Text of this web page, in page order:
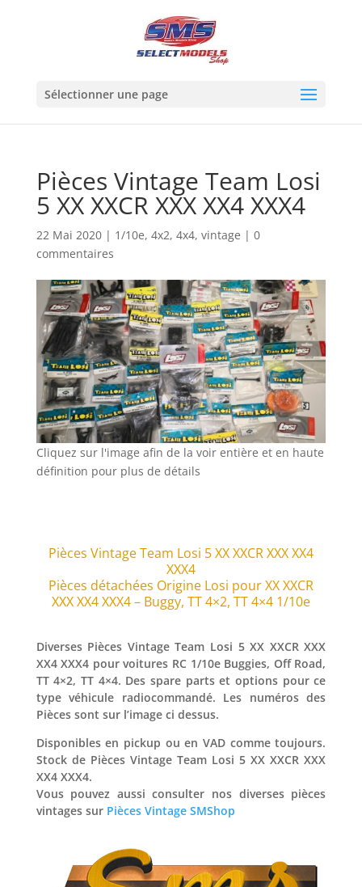
Sélectionner une page
Pièces Vintage Team Losi
5 XX XXCR XXX XX4 XXX4
22 Mai 2020| 1/10e, 4x2, 4x4, vintage | 0
commentaires
Cliquez sur l'image afin de la voir entière et en haute
définition pour plus de détails
Pièces Vintage Team Losi 5 XX XXCR XXX XX4
XXX4
Pièces détachées Origine Losi pour XX XXCR
XXX XX4 XXX4 – Buggy, TT 4×2, TT 4×4 1/10e
Diverses Pièces Vintage Team Losi 5 XX XXCR XXX
XX4 XXX4 pour voitures RC 1/10e Buggies, Off Road,
TT 4×2, TT 4×4. Des spare parts et options pour ce
type véhicule radiocommandé. Les numéros des
Pièces sont sur l’image ci dessus.
Disponibles en pickup ou en VAD comme toujours.
Stock de Pièces Vintage Team Losi 5 XX XXCR XXX
XX4 XXX4.
Vous pouvez aussi consulter nos diverses pièces
vintages sur Pièces Vintage SMShop